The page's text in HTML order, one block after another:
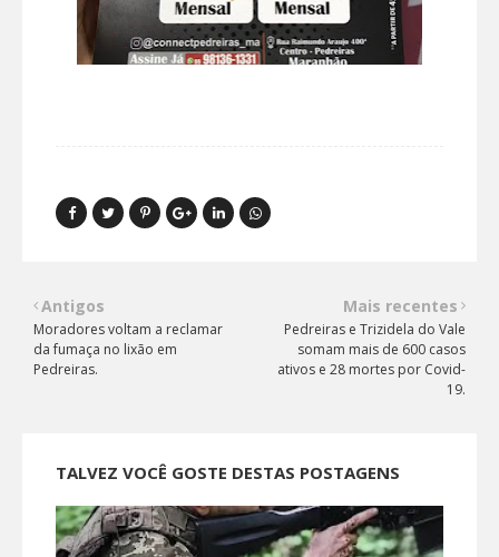
Mais recentes
Pedreiras e Trizidela do Vale
somam mais de 600 casos
ativos e 28 mortes por Covid-
19.
Antigos
Moradores voltam a reclamar
da fumaça no lixão em
Pedreiras.
TALVEZ VOCÊ GOSTE DESTAS POSTAGENS